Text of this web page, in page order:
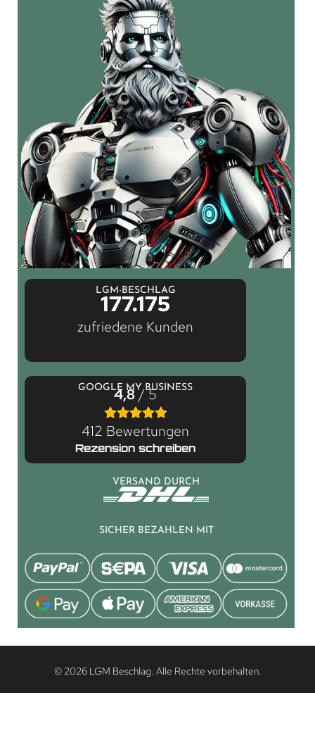
LGM-BESCHLAG
177.175
zufriedene Kunden
GOOGLE MY BUSINESS
4,8/ 5
412 Bewertungen
Rezension schreiben
VERSAND DURCH
SICHER BEZAHLEN MIT
© 2026 LGM Beschlag. Alle Rechte vorbehalten.